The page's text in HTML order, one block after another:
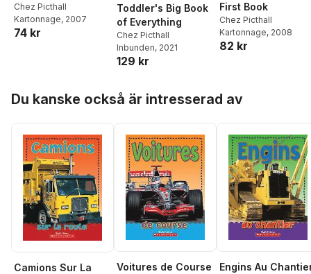
Chez Picthall
Kartonnage, 2007
74 kr
Toddler's Big Book
of Everything
Chez Picthall
Inbunden, 2021
129 kr
First Book
Chez Picthall
Kartonnage, 2008
82 kr
Du kanske också är intresserad av
Camions Sur La
Voitures de Course Engins Au